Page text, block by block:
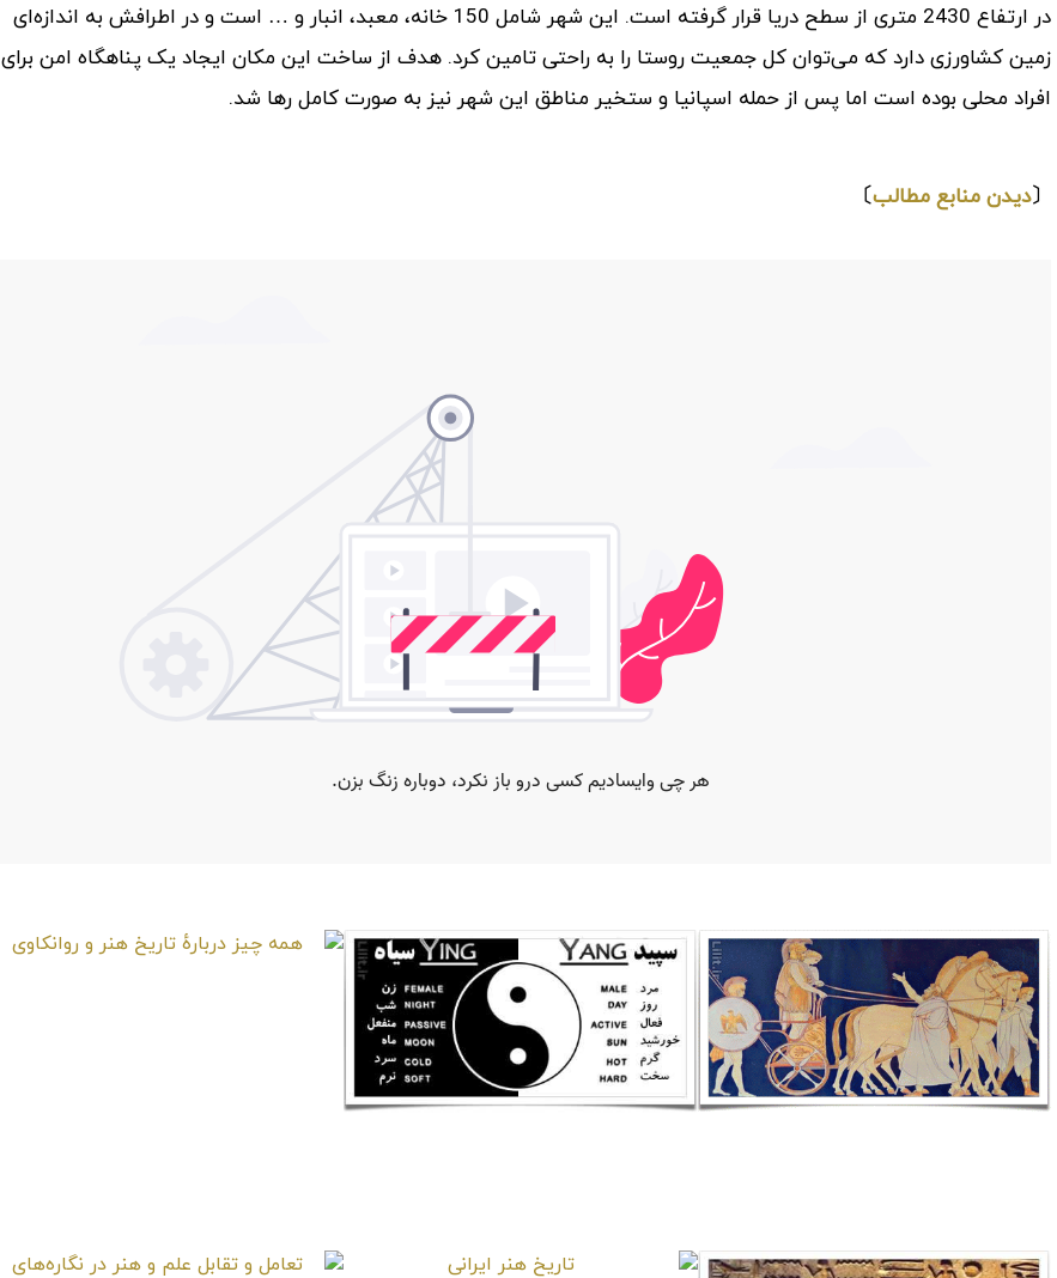
در ارتفاع 2430 متری از سطح دریا قرار گرفته است. این شهر شامل 150 خانه، معبد، انبار و … است و در اطرافش به اندازه‌ای
زمین کشاورزی دارد که می‌توان کل جمعیت روستا را به راحتی تامین کرد. هدف از ساخت این مکان ایجاد یک پناهگاه امن برای
افراد محلی بوده است اما پس از حمله اسپانیا و ستخیر مناطق این شهر نیز به صورت کامل رها شد.
〔دیدن منابع مطالب〕